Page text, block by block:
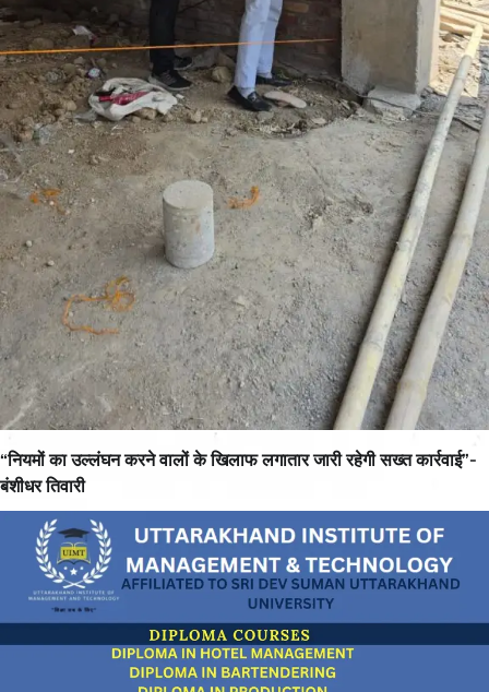
“नियमों का उल्लंघन करने वालों के खिलाफ लगातार जारी रहेगी सख्त कार्रवाई”-
बंशीधर तिवारी